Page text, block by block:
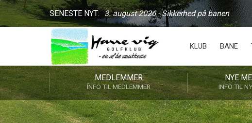
SENESTE NYT: 3. august 2026 - Sikkerhed på banen
KLUB BANE
MEDLEMMER
INFO TIL MEDLEMMER
NYE
INFO TIL